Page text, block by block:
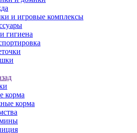
и игровые комплексы
гигиена
корма
корма